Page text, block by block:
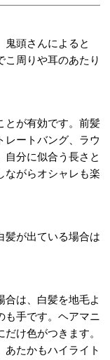
頭さんによると
こ周りや耳のあたり
とが有効です。前髪
レートバング、ラウ
自分に似合う長さと
ながらオシャレも楽
髪が出ている場合は
合は、白髪を地毛よ
も手です。ヘアマニ
け色がつきます。
あたかもハイライト